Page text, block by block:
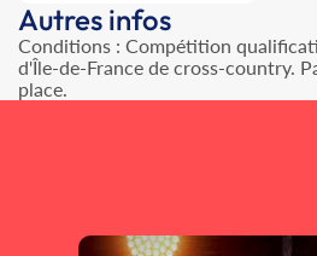
Autres infos
Conditions : Compétition
d'Île-de-France de cross-country.
place.